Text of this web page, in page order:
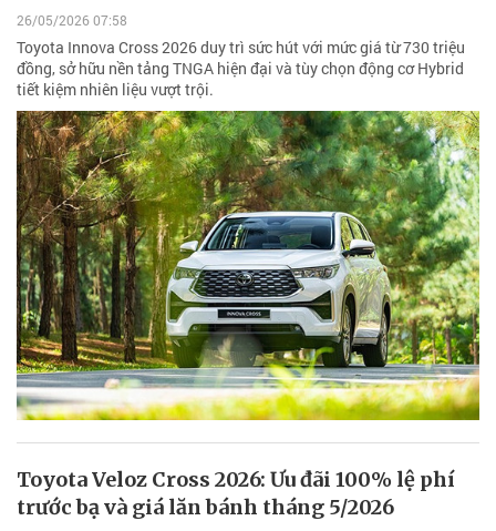
26/05/2026 07:58
Toyota Innova Cross 2026 duy trì sức hút với mức giá từ 730 triệu
đồng, sở hữu nền tảng TNGA hiện đại và tùy chọn động cơ Hybrid
tiết kiệm nhiên liệu vượt trội.
Toyota Veloz Cross 2026: Ưu đãi 100% lệ phí
trước bạ và giá lăn bánh tháng 5/2026